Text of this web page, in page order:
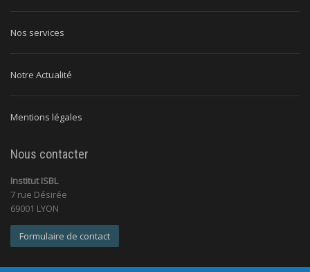
Nos services
Notre Actualité
Mentions légales
Nous contacter
Institut ISBL
7 rue Désirée
69001 LYON
Formulaire de contact